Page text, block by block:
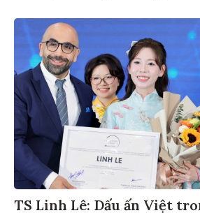
TS Linh Lê: Dấu ấn Việt